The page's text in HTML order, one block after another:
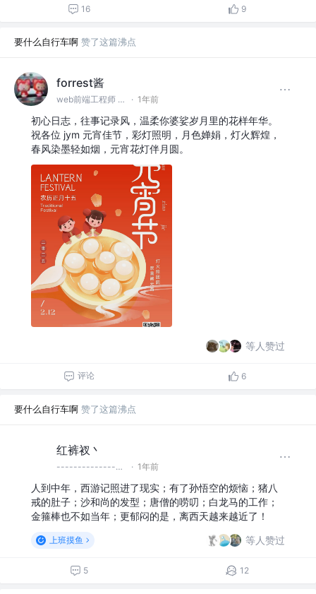
16 9
要什么自行车啊 赞了这篇沸点
forrest酱
web前端工程师 @初心日志 · 1年前
初心日志，往事记录风，温柔你婆娑岁月里的花样年华。
祝各位 jym 元宵佳节，彩灯照明，月色婵娟，灯火辉煌，
春风染墨轻如烟，元宵花灯伴月圆。
等人赞过
评论 6
要什么自行车啊 赞了这篇沸点
红裤衩丶
--------------------------------------------无效评论分割线-------------------------------------- · 1年前
人到中年，西游记照进了现实；有了孙悟空的烦恼；猪八
戒的肚子；沙和尚的发型；唐僧的唠叨；白龙马的工作；
金箍棒也不如当年；更郁闷的是，离西天越来越近了！
上班摸鱼 等人赞过
5 12